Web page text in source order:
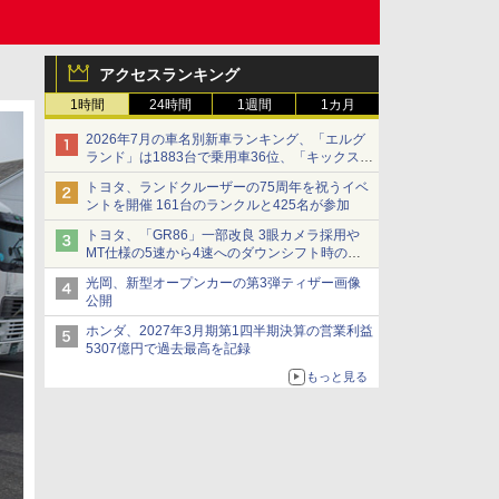
アクセスランキング
1時間 24時間 1週間 1カ月
2026年7月の車名別新車ランキング、「エルグ
ランド」は1883台で乗用車36位、「キックス」
は2591台で27位に
トヨタ、ランドクルーザーの75周年を祝うイベ
ントを開催 161台のランクルと425名が参加
トヨタ、「GR86」一部改良 3眼カメラ採用や
MT仕様の5速から4速へのダウンシフト時の操
作性向上など
光岡、新型オープンカーの第3弾ティザー画像
公開
ホンダ、2027年3月期第1四半期決算の営業利益
5307億円で過去最高を記録
もっと見る